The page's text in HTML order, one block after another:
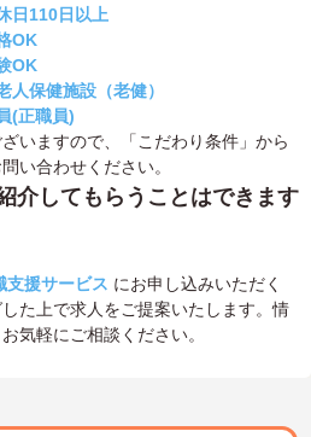
日110日以上
OK
OK
保健施設（老健）
(正職員)
いますので、「こだわり条件」から
い合わせください。
介してもらうことはできます
支援サービス にお申し込みいただく
た上で求人をご提案いたします。情
気軽にご相談ください。